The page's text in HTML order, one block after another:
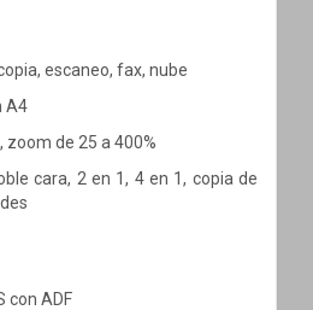
escaneo, fax, nube
A4
zoom de 25 a 400%
cara, 2 en 1, 4 en 1, copia de
con ADF